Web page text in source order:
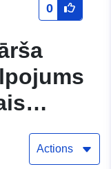
0
Les
Actions